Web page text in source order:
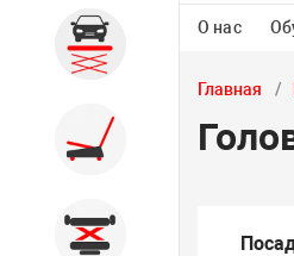
О нас
Автомобильные
Шиномонтажное
оборудование
Общегаражное
Главная